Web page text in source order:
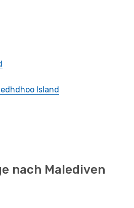
Island
nach Malediven